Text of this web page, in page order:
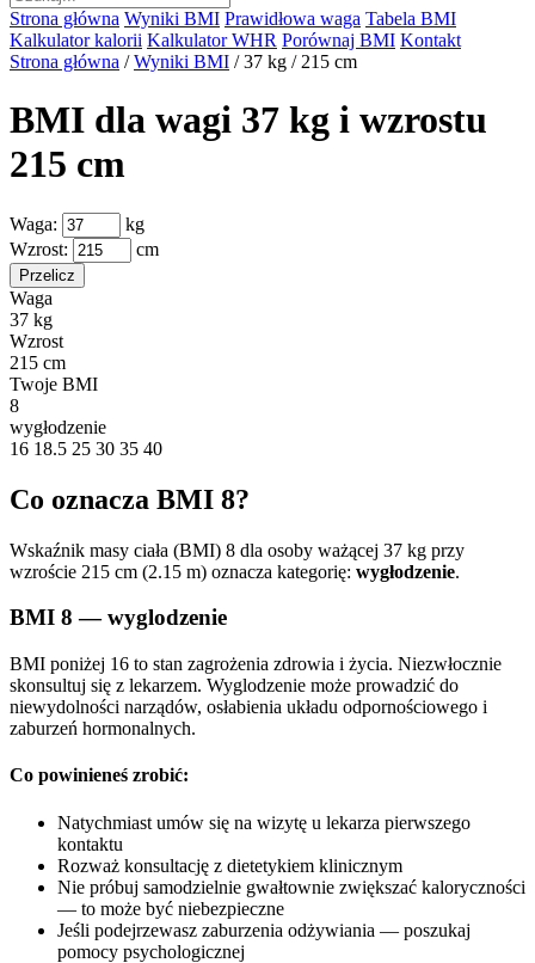
Strona główna Wyniki BMI Prawidłowa waga Tabela BMI
Kalkulator kalorii Kalkulator WHR Porównaj BMI Kontakt
Strona główna / Wyniki BMI / 37 kg / 215 cm
BMI dla wagi 37 kg i wzrostu
215 cm
Waga:
kg
Wzrost:
cm
Przelicz
Waga
37 kg
Wzrost
215 cm
Twoje BMI
8
wygłodzenie
16 18.5 25 30 35 40
Co oznacza BMI 8?
Wskaźnik masy ciała (BMI) 8 dla osoby ważącej 37 kg przy
wzroście 215 cm (2.15 m) oznacza kategorię: wygłodzenie.
BMI 8 — wyglodzenie
BMI poniżej 16 to stan zagrożenia zdrowia i życia. Niezwłocznie
skonsultuj się z lekarzem. Wyglodzenie może prowadzić do
niewydolności narządów, osłabienia układu odpornościowego i
zaburzeń hormonalnych.
Co powinieneś zrobić:
Natychmiast umów się na wizytę u lekarza pierwszego
kontaktu
Rozważ konsultację z dietetykiem klinicznym
Nie próbuj samodzielnie gwałtownie zwiększać kaloryczności
— to może być niebezpieczne
Jeśli podejrzewasz zaburzenia odżywiania — poszukaj
pomocy psychologicznej